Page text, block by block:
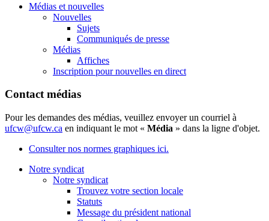
Médias et nouvelles
Nouvelles
Sujets
Communiqués de presse
Médias
Affiches
Inscription pour nouvelles en direct
Contact médias
Pour les demandes des médias, veuillez envoyer un courriel à
ufcw@ufcw.ca en indiquant le mot « Média » dans la ligne d'objet.
Consulter nos normes graphiques ici.
Notre syndicat
Notre syndicat
Trouvez votre section locale
Statuts
Message du président national